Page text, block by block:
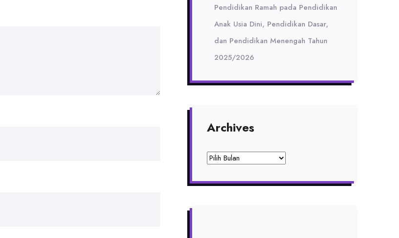
Pendidikan Ramah pada Pendidikan
Anak Usia Dini, Pendidikan Dasar,
dan Pendidikan Menengah Tahun
2025/2026
Archives
Archives